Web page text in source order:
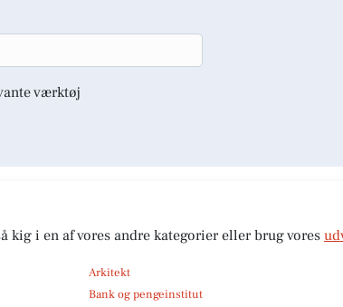
værktøj
kig i en af vores andre kategorier eller brug vores
Arkitekt
Bank og pengeinstitut